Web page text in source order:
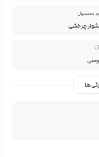
محصول
چرخشی
ها